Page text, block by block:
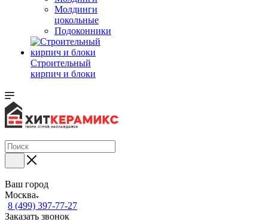
Молдинги
цокольные
Подоконники
Строительный
кирпич и блоки
Ваш город
Москва
8 (499) 397-77-27
Заказать звонок